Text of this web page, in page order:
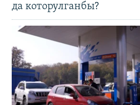
да которулганбы?